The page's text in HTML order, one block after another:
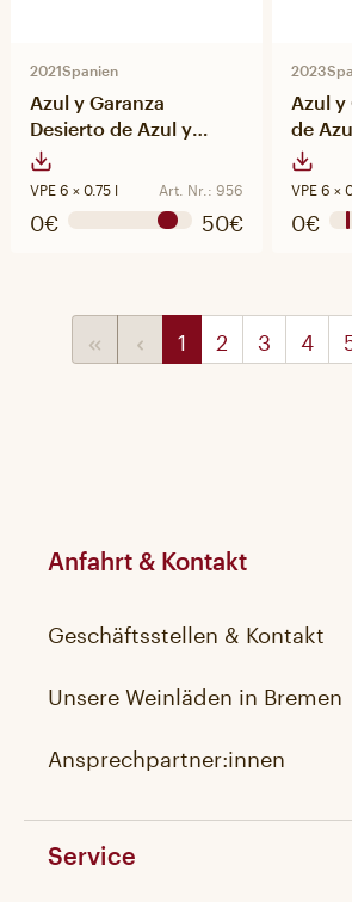
2021Spanien
Azul y Garanza
Desierto de Azul y
Garanza
VPE 6 × 0.75 l
Art. Nr.: 956
0€ 50€
2023
Azul y
de
VPE 6 ×
0€
1 2 3 4
Anfahrt & Kontakt
Geschäftsstellen & Kontakt
Unsere Weinläden in Bremen
Ansprechpartner:innen
Service